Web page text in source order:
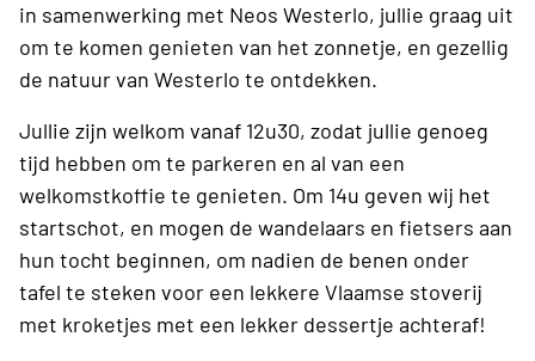
in samenwerking met Neos Westerlo, jullie graag uit
om te komen genieten van het zonnetje, en gezellig
de natuur van Westerlo te ontdekken.
Jullie zijn welkom vanaf 12u30, zodat jullie genoeg
tijd hebben om te parkeren en al van een
welkomstkoffie te genieten. Om 14u geven wij het
startschot, en mogen de wandelaars en fietsers aan
hun tocht beginnen, om nadien de benen onder
tafel te steken voor een lekkere Vlaamse stoverij
met kroketjes met een lekker dessertje achteraf!